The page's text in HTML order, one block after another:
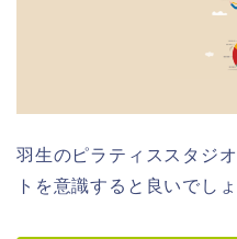
羽生のピラティススタジ
トを意識すると良いでしょ